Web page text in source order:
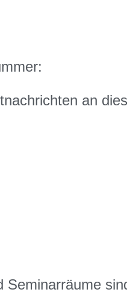
an
Seminarräume